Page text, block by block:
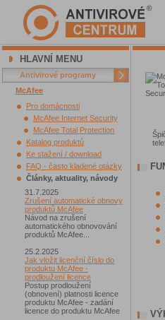
HLAVNÍ MENU
Antivirové programy
McAfee
Pro domácnosti
McAfee Internet Security
McAfee Total Protection
Katalog produktů
Ke stažení / download
FAQ - často kladené otázky
Články, aktuality, návody
31.7.2025
Zrušení automatické obnovy
produktů McAfee
Návod na zrušení
automatického obnovování
produktů McAfee...
25.2.2025
Jak vložit licenční číslo do
produktu McAfee -
prodloužení licence
Postup prodloužení
(obnovení) platnosti licence
produktu McAfee - zadání
licence do produktu McAfee